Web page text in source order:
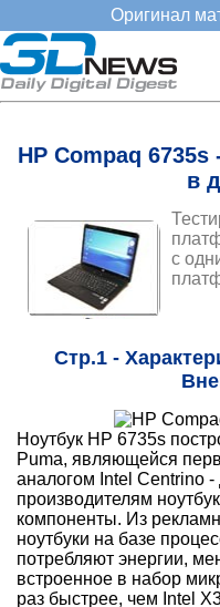
Оригинал
HP Compaq
в
с
Стр.1 -
Ноутбук HP 6735s
Puma, являющейся
аналогом Intel Centrino -
производителям
компоненты. Из
ноутбуки на базе
потребляют энергии,
встроенное в набор
раз быстрее, чем Intel